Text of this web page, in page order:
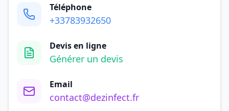
Téléphone
+33783932650
Devis en ligne
Générer un devis
Email
contact@dezinfect.fr